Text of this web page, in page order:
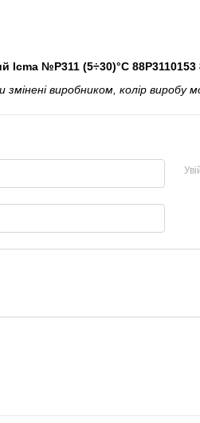
Icma №Р311 (5÷30)°C
виробником, колір виробу